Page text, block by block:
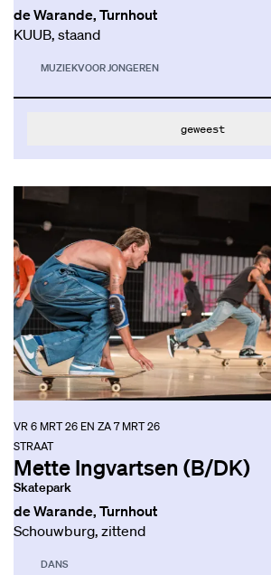
de Warande, Turnhout
KUUB, staand
MUZIEKVOOR JONGEREN
geweest
Mette Ingvartsen (B/DK)
Skatepark
STRAAT
VR 6 MRT 26 EN ZA 7 MRT 26
de Warande, Turnhout
Schouwburg, zittend
DANS